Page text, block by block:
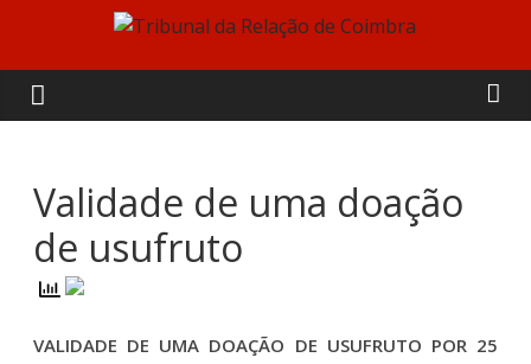
content
Tribunal
da
Relação
de
Coimbra
Validade de uma doação
de usufruto
VALIDADE DE UMA DOAÇÃO DE USUFRUTO POR 25